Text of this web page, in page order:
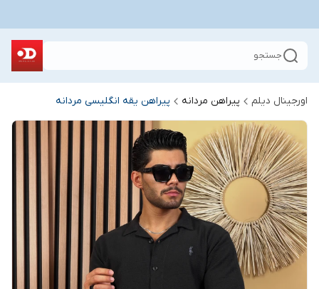
جستجو
اورجینال دیلم پیراهن مردانه پیراهن یقه انگلیسی مردانه